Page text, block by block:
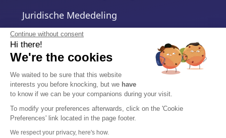
Continue without consent
Hi there!
We're the cookies
We waited to be sure that this website
interests you before knocking, but we have
to know if we can be your companions during your visit.
To modify your preferences afterwards, click on the 'Cookie
Preferences' link located in the page footer.
We respect your privacy, here's how.
Juridische Mededeling
Privacybeleid
Cookiebeleid
Cookie-instellingen wijzigen
Algemene voorwaarden
Gegevensverwerkingsovereenkomst
Veiligheid